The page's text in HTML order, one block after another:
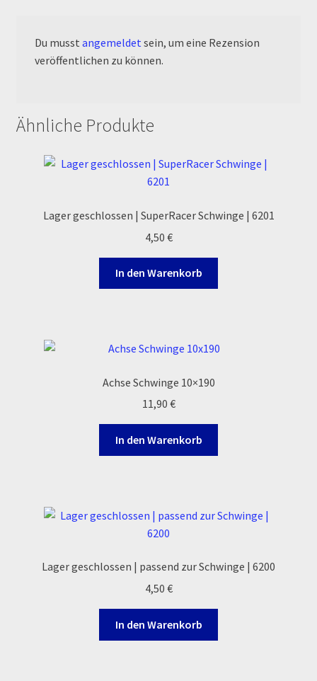
Reset Password
Sign Up
Términos y Condiciones Generales
Du musst angemeldet sein, um eine Rezension
veröffentlichen zu können.
Ähnliche Produkte
Lager geschlossen | SuperRacer Schwinge | 6201
4,50 €
In den Warenkorb
Achse Schwinge 10×190
11,90 €
In den Warenkorb
Lager geschlossen | passend zur Schwinge | 6200
4,50 €
In den Warenkorb